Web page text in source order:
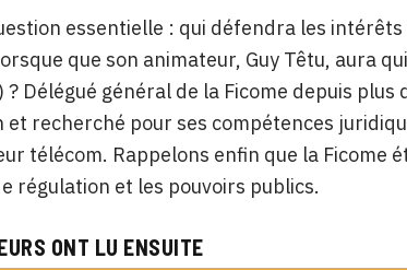
essentielle : qui défendra les
que son animateur, Guy Têtu, aura
? Délégué général de la Ficome depuis
et recherché pour ses compétences
télécom. Rappelons enfin que la
régulation et les pouvoirs publics.
ONT LU ENSUITE